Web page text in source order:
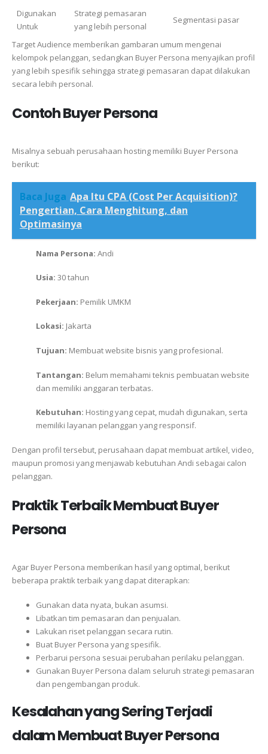
Digunakan
Untuk
Strategi pemasaran
yang lebih personal
Segmentasi pasar
Target Audience memberikan gambaran umum mengenai
kelompok pelanggan, sedangkan Buyer Persona menyajikan profil
yang lebih spesifik sehingga strategi pemasaran dapat dilakukan
secara lebih personal.
Contoh Buyer Persona
Misalnya sebuah perusahaan hosting memiliki Buyer Persona
berikut:
Baca Juga Apa Itu CPA (Cost Per Acquisition)?
Pengertian, Cara Menghitung, dan
Optimasinya
Nama Persona: Andi
Usia: 30 tahun
Pekerjaan: Pemilik UMKM
Lokasi: Jakarta
Tujuan: Membuat website bisnis yang profesional.
Tantangan: Belum memahami teknis pembuatan website
dan memiliki anggaran terbatas.
Kebutuhan: Hosting yang cepat, mudah digunakan, serta
memiliki layanan pelanggan yang responsif.
Dengan profil tersebut, perusahaan dapat membuat artikel, video,
maupun promosi yang menjawab kebutuhan Andi sebagai calon
pelanggan.
Praktik Terbaik Membuat Buyer
Persona
Agar Buyer Persona memberikan hasil yang optimal, berikut
beberapa praktik terbaik yang dapat diterapkan:
Gunakan data nyata, bukan asumsi.
Libatkan tim pemasaran dan penjualan.
Lakukan riset pelanggan secara rutin.
Buat Buyer Persona yang spesifik.
Perbarui persona sesuai perubahan perilaku pelanggan.
Gunakan Buyer Persona dalam seluruh strategi pemasaran
dan pengembangan produk.
Kesalahan yang Sering Terjadi
dalam Membuat Buyer Persona